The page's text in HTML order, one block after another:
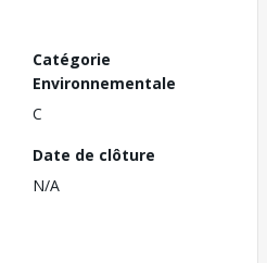
Catégorie
Environnementale
C
Date de clôture
N/A